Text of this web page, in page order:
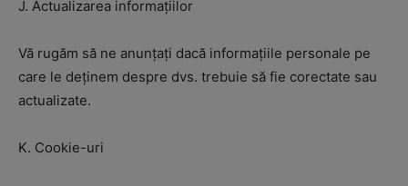
J. Actualizarea informațiilor
Vă rugăm să ne anunțați dacă informațiile personale pe
care le deținem despre dvs. trebuie să fie corectate sau
actualizate.
K. Cookie-uri